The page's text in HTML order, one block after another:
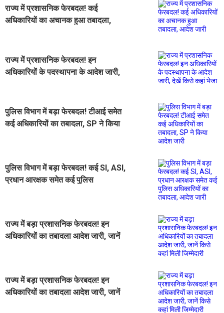
राज्य में प्रशासनिक फेरबदल! कई
अधिकारियों का अचानक हुआ तबादला,
राज्य में प्रशासनिक फेरबदल! इन
अधिकारियों के पदस्थापना के आदेश जारी,
पुलिस विभाग में बड़ा फेरबदल! टीआई समेत
कई अधिकारियों का तबादला, SP ने किया
पुलिस विभाग में बड़ा फेरबदल! कई SI, ASI,
प्रधान आरक्षक समेत कई पुलिस
राज्य में बड़ा प्रशासनिक फेरबदल! इन
अधिकारियों का तबादला आदेश जारी, जानें
राज्य में बड़ा प्रशासनिक फेरबदल! इन
अधिकारियों का तबादला आदेश जारी, जानें